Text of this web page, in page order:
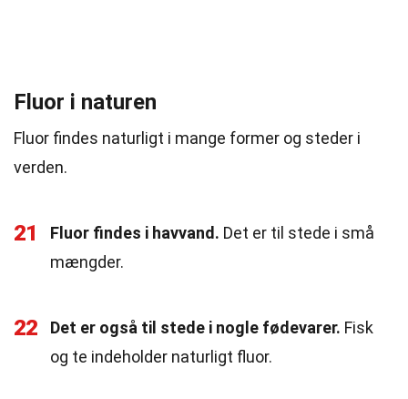
Fluor i naturen
Fluor findes naturligt i mange former og steder i
verden.
21 Fluor findes i havvand. Det er til stede i små
mængder.
22 Det er også til stede i nogle fødevarer. Fisk
og te indeholder naturligt fluor.